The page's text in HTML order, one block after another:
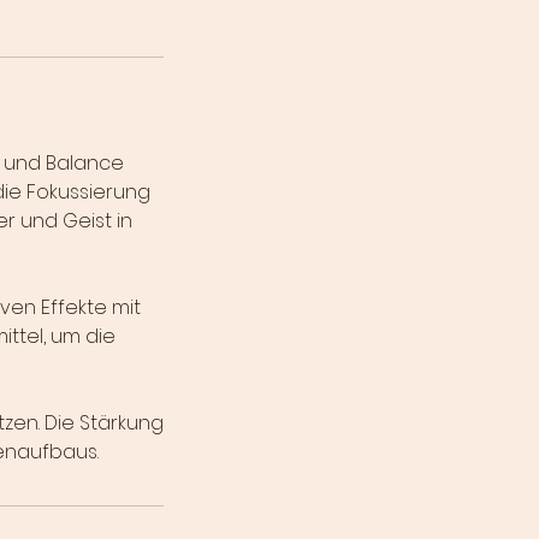
Balance
Fokussierung
und Geist in
Effekte mit
um die
Die Stärkung